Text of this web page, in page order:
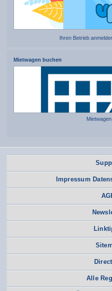
Ihren Betrieb
Mietwagen buchen
Impressum
Alle